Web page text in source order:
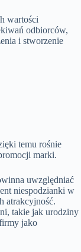
wartości
odbiorców,
i stworzenie
temu rośnie
marki.
uwzględniać
niespodzianki w
atrakcyjność.
takie jak urodziny
jako